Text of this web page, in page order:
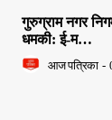
गुरुग्राम नगर
धमकी: ई-म…
आज पत्रिका -